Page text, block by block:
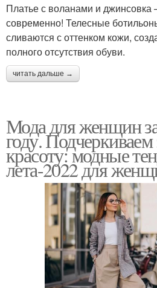
Платье с воланами и джинсовка
современно! Телесные
сливаются с оттенком кожи,
полного отсутствия обуви.
читать дальше →
Мода для женщин
году.
красоту: модные
лета-2022 для